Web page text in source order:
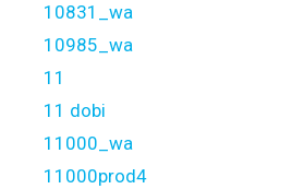
10831_wa
10985_wa
11
11 dobi
11000_wa
11000prod4